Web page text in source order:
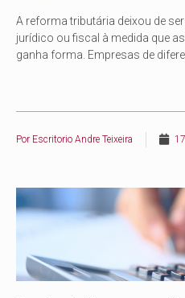
A reforma tributária deixou de
jurídico ou fiscal à medida que
ganha forma. Empresas de
Por Escritorio Andre Teixeira